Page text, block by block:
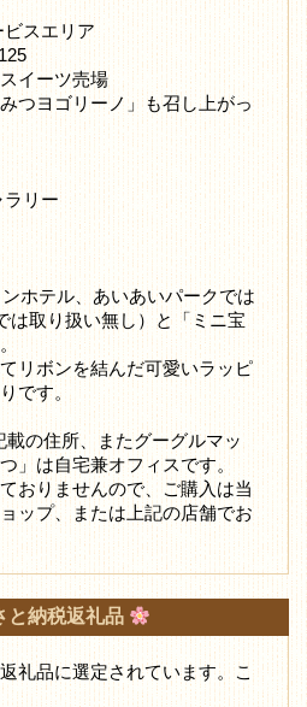
スエリア
イーツ売場
つヨゴリーノ」も召し上がっ
リー
ホテル、あいあいパークでは
は取り扱い無し）と「ミニ宝
リボンを結んだ可愛いラッピ
です。
の住所、またグーグルマッ
」は自宅兼オフィスです。
おりませんので、ご購入は当
ップ、または上記の店舗でお
と納税返礼品
礼品に選定されています。こ